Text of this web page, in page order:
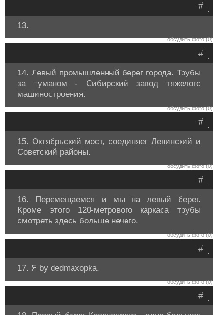
.
#
13.
обсудить фото (0)
.
#
14. Левый промышленный берег города. Трубы
за туманом - Сибирский завод тяжелого
машиностроения.
обсудить фото (0)
.
#
15. Октябрьский мост, соединяет Ленинский и
Советский районы.
обсудить фото (0)
.
#
16. Перемещаемся и мы на левый берег.
Кроме этого 120-метрового каркаса трубы
смотреть здесь больше нечего.
обсудить фото (0)
.
#
17. Я by dedmaxopka.
обсудить фото (0)
.
#